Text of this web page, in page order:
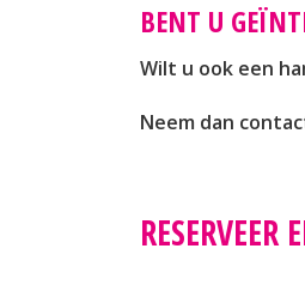
BENT U
Wilt u ook een
Neem dan